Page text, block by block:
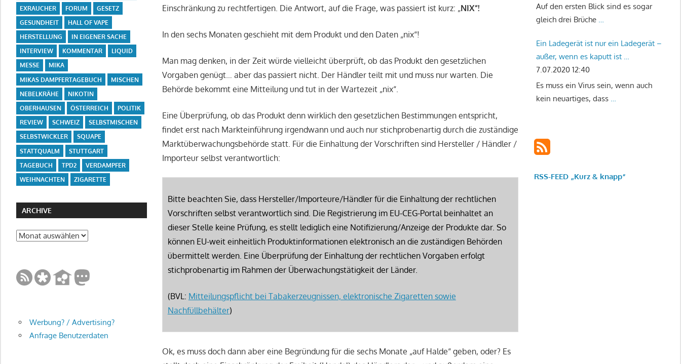
Einschränkung zu rechtfertigen. Die Antwort, auf die Frage, was passiert ist kurz: „NIX“!
In den sechs Monaten geschieht mit dem Produkt und den Daten „nix“!
Man mag denken, in der Zeit würde vielleicht überprüft, ob das Produkt den gesetzlichen
Vorgaben genügt… aber das passiert nicht. Der Händler teilt mit und muss nur warten. Die
Behörde bekommt eine Mitteilung und tut in der Wartezeit „nix“.
Eine Überprüfung, ob das Produkt denn wirklich den gesetzlichen Bestimmungen entspricht,
findet erst nach Markteinführung irgendwann und auch nur stichprobenartig durch die zuständige
Marktüberwachungsbehörde statt. Für die Einhaltung der Vorschriften sind Hersteller / Händler /
Importeur selbst verantwortlich:
Bitte beachten Sie, dass Hersteller/Importeure/Händler für die Einhaltung der rechtlichen
Vorschriften selbst verantwortlich sind. Die Registrierung im EU-CEG-Portal beinhaltet an
dieser Stelle keine Prüfung, es stellt lediglich eine Notifizierung/Anzeige der Produkte dar. So
können EU-weit einheitlich Produktinformationen elektronisch an die zuständigen Behörden
übermittelt werden. Eine Überprüfung der Einhaltung der rechtlichen Vorgaben erfolgt
stichprobenartig im Rahmen der Überwachungstätigkeit der Länder.
(BVL: Mitteilungspflicht bei Tabakerzeugnissen, elektronische Zigaretten sowie
Nachfüllbehälter)
Ok, es muss doch dann aber eine Begründung für die sechs Monate „auf Halde“ geben, oder? Es
EXRAUCHER
FORUM
GESETZ
GESUNDHEIT
HALL OF VAPE
HERSTELLUNG
IN EIGENER SACHE
INTERVIEW
KOMMENTAR
LIQUID
MESSE
MIKA
MIKAS DAMPFERTAGEBUCH
MISCHEN
NEBELKRÄHE
NIKOTIN
OBERHAUSEN
ÖSTERREICH
POLITIK
REVIEW
SCHWEIZ
SELBSTMISCHEN
SELBSTWICKLER
SQUAPE
STATTQUALM
STUTTGART
TAGEBUCH
TPD2
VERDAMPFER
WEIHNACHTEN
ZIGARETTE
ARCHIVE
Archive
Werbung? / Advertising?
Anfrage Benutzerdaten
Auf den ersten Blick sind es sogar
gleich drei Brüche …
Ein Ladegerät ist nur ein Ladegerät –
außer, wenn es kaputt ist …
7.07.2020 12:40
Es muss ein Virus sein, wenn auch
kein neuartiges, dass …
RSS-FEED „Kurz & knapp“